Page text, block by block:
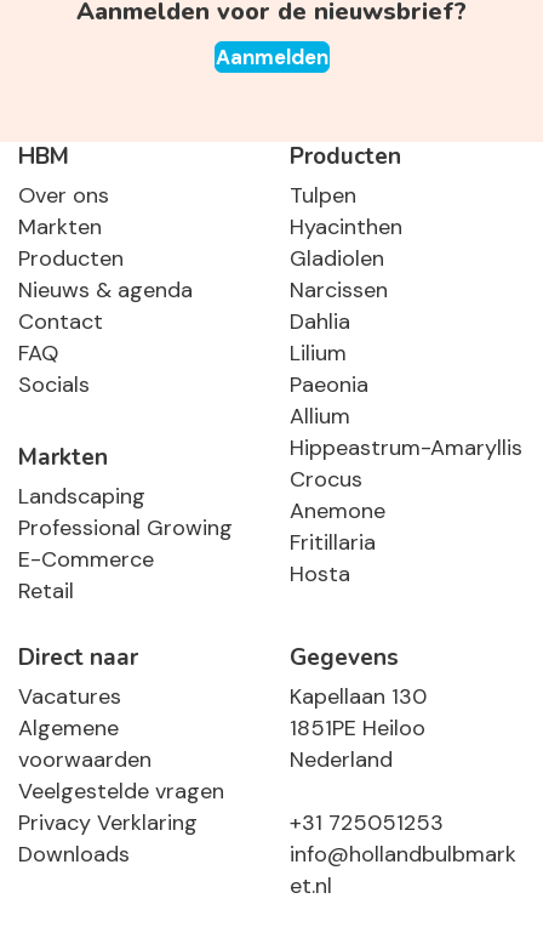
Aanmelden voor de nieuwsbrief?
Aanmelden
HBM
Over ons
Markten
Producten
Nieuws & agenda
Contact
FAQ
Socials
Markten
Landscaping
Professional Growing
E-Commerce
Retail
Producten
Tulpen
Hyacinthen
Gladiolen
Narcissen
Dahlia
Lilium
Paeonia
Allium
Hippeastrum-Amaryllis
Crocus
Anemone
Fritillaria
Hosta
Direct naar
Vacatures
Algemene
voorwaarden
Veelgestelde vragen
Privacy Verklaring
Downloads
Gegevens
Kapellaan 130
1851PE Heiloo
Nederland
+31 725051253
info@hollandbulbmark
et.nl